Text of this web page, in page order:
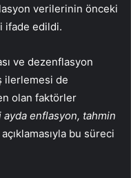
verilerinin önceki
ifade edildi.
ve dezenflasyon
ilerlemesi de
olan faktörler
ayda enflasyon, tahmin
açıklamasıyla bu süreci